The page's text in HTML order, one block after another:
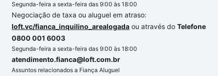
Segunda-feira a sexta-feira das 9:00 às 18:00
Negociação de taxa ou aluguel em atraso:
loft.vc/fianca_inquilino_arealogada ou através do Telefone
0800 001 6003
Segunda-feira a sexta-feira das 9:00 às 18:00
atendimento.fianca@loft.com.br
Assuntos relacionados a Fiança Aluguel